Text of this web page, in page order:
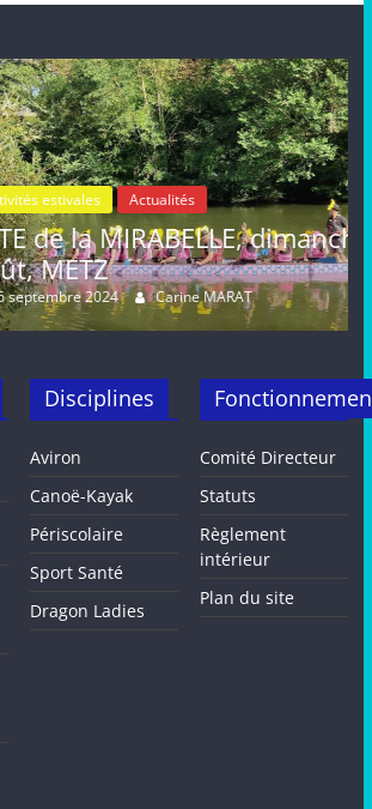
Actualités
MIRABELLE, dimanche 25
Carine MARAT
Disciplines
Aviron
Canoë-Kayak
Périscolaire
Sport Santé
Dragon Ladies
Comité Directeur
Statuts
Règlement
intérieur
Plan du site